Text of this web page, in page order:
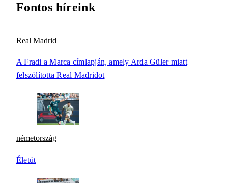
Fontos híreink
Real Madrid
A Fradi a Marca címlapján, amely Arda Güler miatt
felszólította Real Madridot
németország
Életút